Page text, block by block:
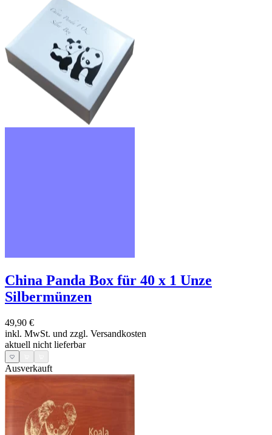
China Panda Box für 40 x 1 Unze
Silbermünzen
49,90 €
inkl. MwSt. und zzgl. Versandkosten
aktuell nicht lieferbar
Ausverkauft